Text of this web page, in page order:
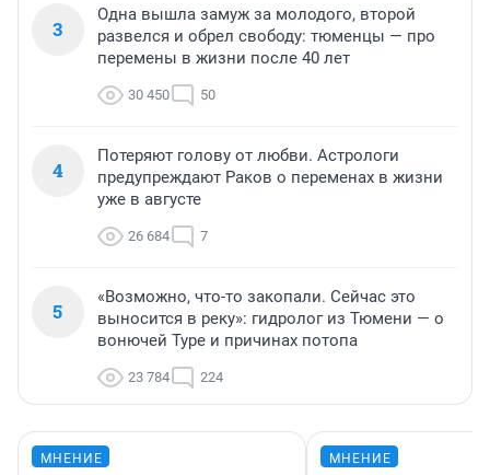
3
Одна вышла замуж за молодого, второй
развелся и обрел свободу: тюменцы — про
перемены в жизни после 40 лет
30 450 50
4
Потеряют голову от любви. Астрологи
предупреждают Раков о переменах в жизни
уже в августе
26 684 7
5
«Возможно, что-то закопали. Сейчас это
выносится в реку»: гидролог из Тюмени — о
вонючей Туре и причинах потопа
23 784 224
МНЕНИЕ МНЕНИЕ